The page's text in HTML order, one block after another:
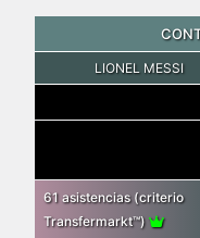
LIONEL MESSI
61 asistencias (criterio
Transfermarkt™)